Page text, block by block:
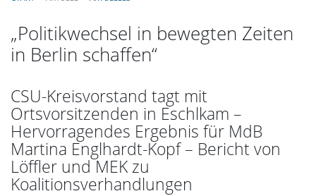
Politikwechsel in bewegten Zeiten
in Berlin schaffen“
CSU-Kreisvorstand tagt mit
Ortsvorsitzenden in Eschlkam –
Hervorragendes Ergebnis für MdB
Martina Englhardt-Kopf – Bericht von
Löffler und MEK zu
Koalitionsverhandlungen